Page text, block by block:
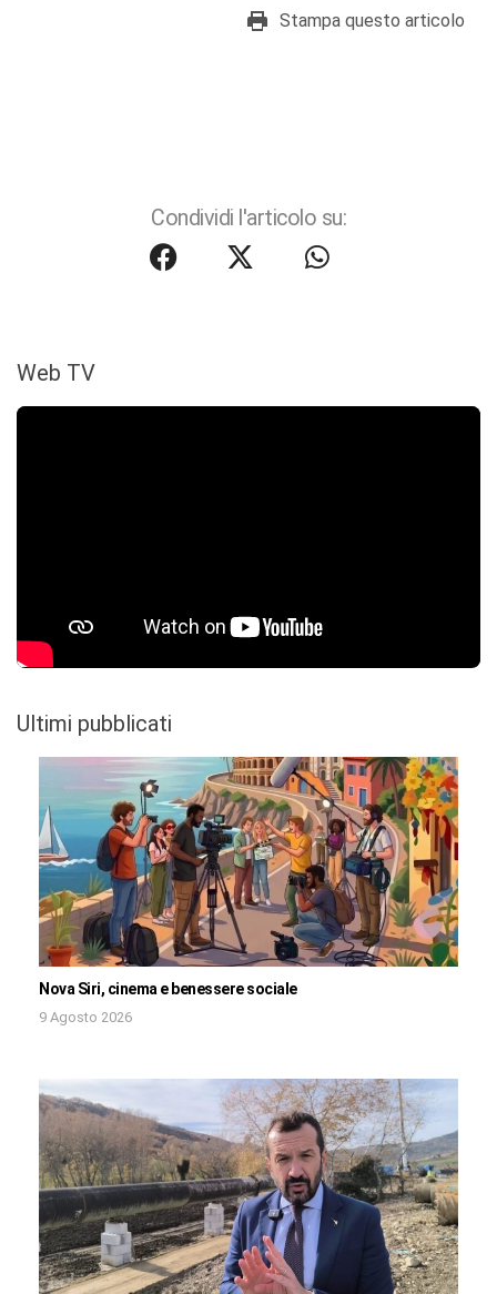
Stampa questo articolo
Condividi l'articolo su:
Web TV
Ultimi pubblicati
Nova Siri, cinema e benessere sociale
9 Agosto 2026